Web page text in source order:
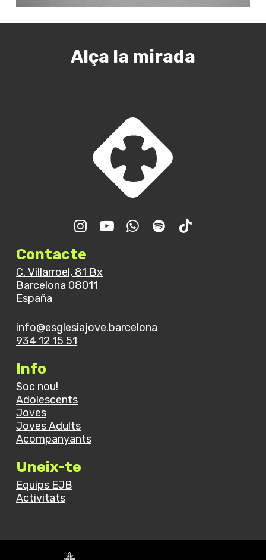
Alça la mirada
Contacte
C. Villarroel, 81 Bx
Barcelona 08011
España
info@esglesiajove.barcelona
934 12 15 51
Info
Soc nou!
Adolescents
Joves
Joves Adults
Acompanyants
Uneix-te
Equips EJB
Activitats